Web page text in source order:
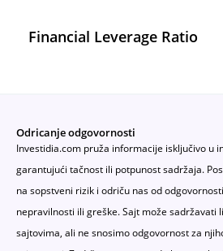
Financial Leverage Ratio
Odricanje odgovornosti
Investidia.com pruža informacije isključivo u
garantujući tačnost ili potpunost sadržaja.
na sopstveni rizik i odriču nas od
nepravilnosti ili greške. Sajt može sadržavati
sajtovima, ali ne snosimo odgovornost za